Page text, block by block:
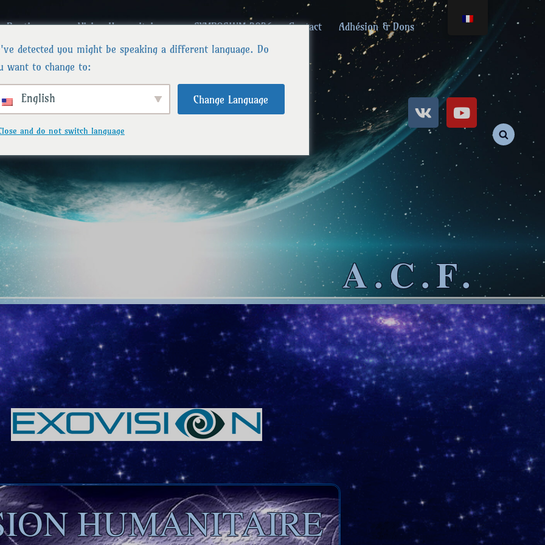
Boutique Vision Humanitaire SYMPOSIUM 2026 Contact Adhésion & Dons
A.C.F.
HUMANITAIRE
detected you might be speaking a different language. Do
want to change to:
English Change Language
and do not switch language